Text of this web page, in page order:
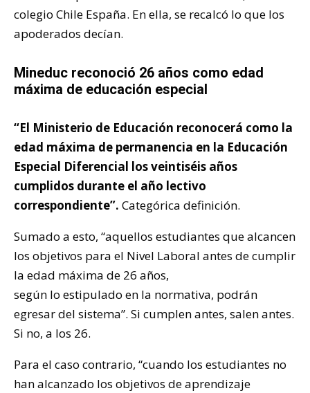
colegio Chile España. En ella, se recalcó lo que los
apoderados decían.
Mineduc reconoció 26 años como edad
máxima de educación especial
“El Ministerio de Educación reconocerá como la
edad máxima de permanencia en la Educación
Especial Diferencial los veintiséis años
cumplidos durante el año lectivo
correspondiente”. Categórica definición.
Sumado a esto, “aquellos estudiantes que alcancen
los objetivos para el Nivel Laboral antes de cumplir
la edad máxima de 26 años,
según lo estipulado en la normativa, podrán
egresar del sistema”. Si cumplen antes, salen antes.
Si no, a los 26.
Para el caso contrario, “cuando los estudiantes no
han alcanzado los objetivos de aprendizaje